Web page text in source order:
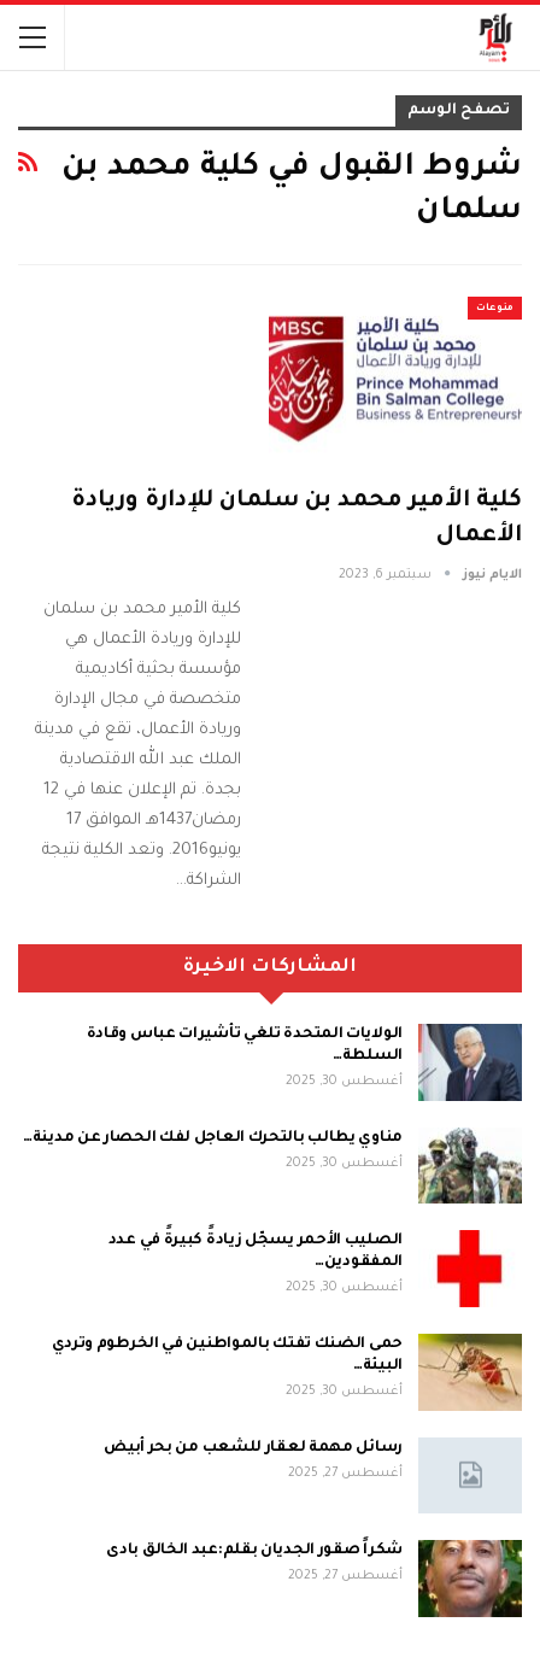
تصفح الوسم
شروط القبول في كلية محمد بن
سلمان
منوعات
كلية الأمير محمد بن سلمان للإدارة وريادة
الأعمال
الايام نيوز سبتمبر 6, 2023
كلية الأمير محمد بن سلمان
للإدارة وريادة الأعمال هي
مؤسسة بحثية أكاديمية
متخصصة في مجال الإدارة
وريادة الأعمال، تقع في مدينة
الملك عبد الله الاقتصادية
بجدة. تم الإعلان عنها في 12
رمضان1437هـ الموافق 17
يونيو2016. وتعد الكلية نتيجة
الشراكة…
المشاركات الاخيرة
الولايات المتحدة تلغي تأشيرات عباس وقادة
السلطة…
أغسطس 30, 2025
مناوي يطالب بالتحرك العاجل لفك الحصار عن مدينة…
أغسطس 30, 2025
الصليب الأحمر يسجّل زيادةً كبيرةً في عدد
المفقودين…
أغسطس 30, 2025
حمى الضنك تفتك بالمواطنين في الخرطوم وتردي
البيئة…
أغسطس 30, 2025
رسائل مهمة لعقار للشعب من بحر أبيض
أغسطس 27, 2025
شكراً صقور الجديان بقلم:عبد الخالق بادى
أغسطس 27, 2025